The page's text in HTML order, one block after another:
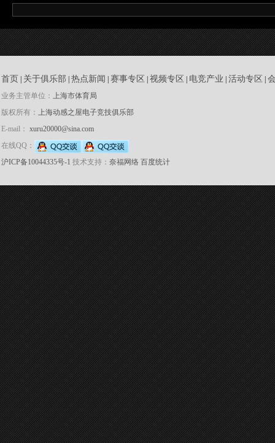
首页 关于俱乐部 热点新闻 赛事专区 视频专区 电竞产业 活动专区
业务主管单位： 上海市体育局
版权所有： 上海动感之屋电子竞技俱乐部
E-mail： xuru20000@sina.com
在线QQ：
沪ICP备10044335号-1 技术支持： 奈福网络 百度统计